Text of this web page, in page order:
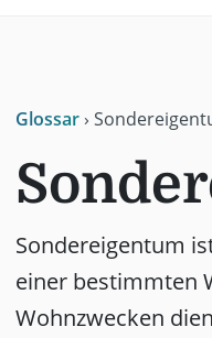
Glossar›
Sondereigentum
einer bestimmten
Wohnzwecken